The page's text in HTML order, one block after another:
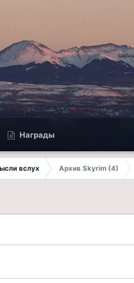
Награды
вслух
Архив Skyrim (4)